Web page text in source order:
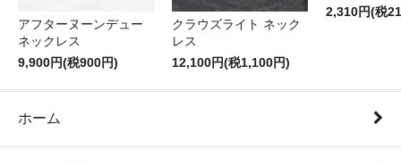
アフターヌーンデュー
ネックレス
9,900円(税900円)
クラウズライト ネック
レス
12,100円(税1,100円)
2,310円(税
ホーム